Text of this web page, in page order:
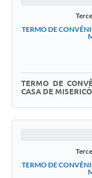
TERMO DE
TERMO DE
CASA DE
TERMO DE